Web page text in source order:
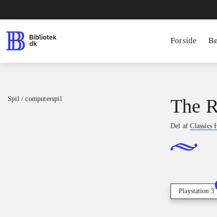
Forside
Spil / computerspil The
Del afClassics
Playstation 3